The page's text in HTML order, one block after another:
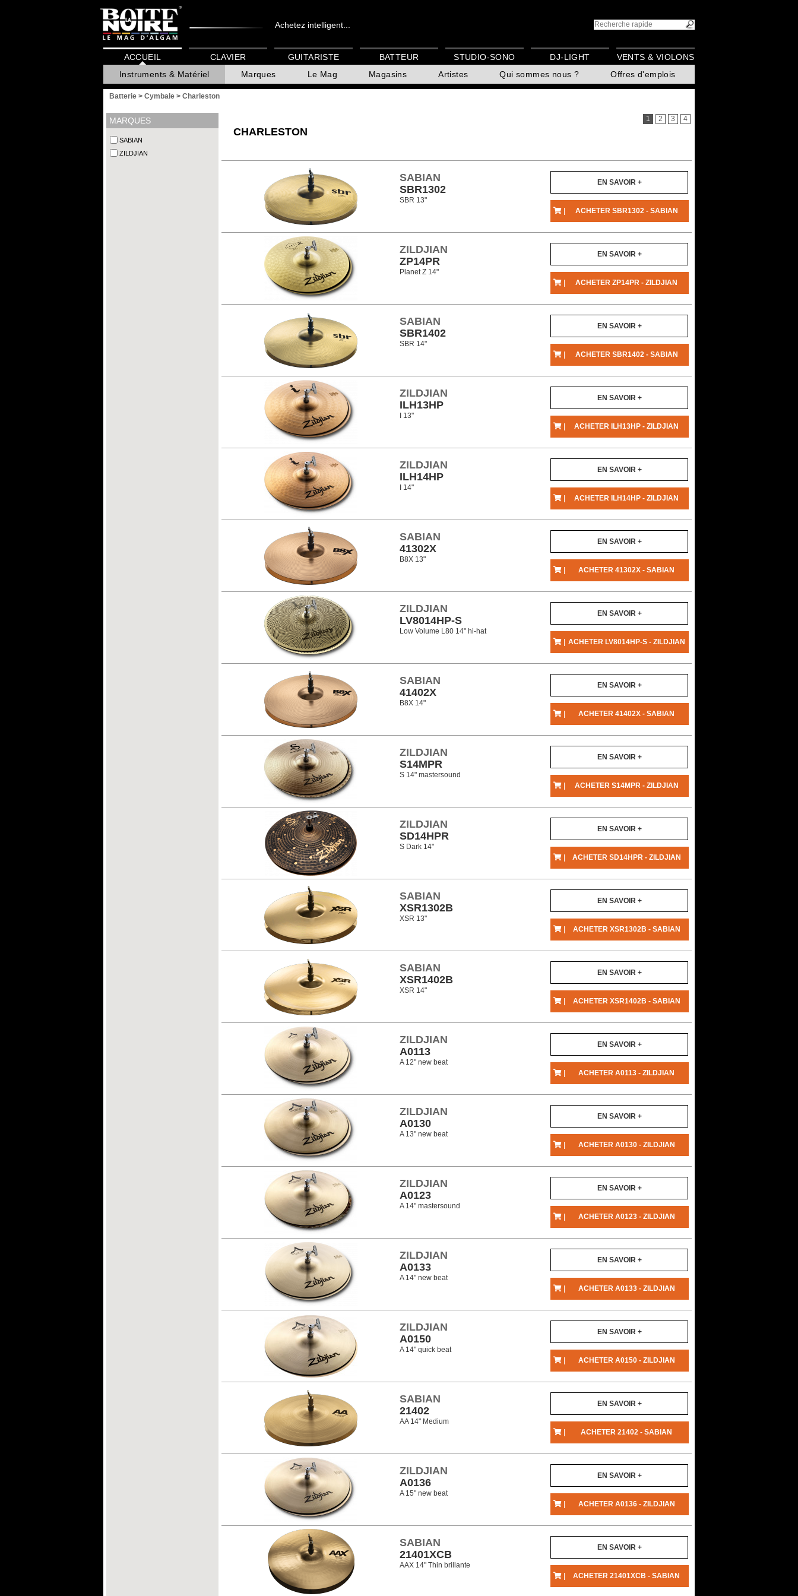
Achetez intelligent...
ACCUEIL
Instruments & Matériel
Marques Le Mag Magasins Artistes Qui sommes nous ? Offres d'emplois
CLAVIER GUITARISTE BATTEUR STUDIO-SONO DJ-LIGHT VENTS & VIOLONS
Batterie > Cymbale > Charleston
MARQUES
SABIAN
ZILDJIAN
1 2 3 4
CHARLESTON
SABIAN
SBR1302
SBR 13"
EN SAVOIR +
| ACHETER SBR1302 - SABIAN
ZILDJIAN
ZP14PR
Planet Z 14"
EN SAVOIR +
| ACHETER ZP14PR - ZILDJIAN
SABIAN
SBR1402
SBR 14"
EN SAVOIR +
| ACHETER SBR1402 - SABIAN
ZILDJIAN
ILH13HP
I 13"
EN SAVOIR +
| ACHETER ILH13HP - ZILDJIAN
ZILDJIAN
ILH14HP
I 14"
EN SAVOIR +
| ACHETER ILH14HP - ZILDJIAN
SABIAN
41302X
B8X 13"
EN SAVOIR +
| ACHETER 41302X - SABIAN
ZILDJIAN
LV8014HP-S
Low Volume L80 14" hi-hat
EN SAVOIR +
| ACHETER LV8014HP-S - ZILDJIAN
SABIAN
41402X
B8X 14"
EN SAVOIR +
| ACHETER 41402X - SABIAN
ZILDJIAN
S14MPR
S 14" mastersound
EN SAVOIR +
| ACHETER S14MPR - ZILDJIAN
ZILDJIAN
SD14HPR
S Dark 14"
EN SAVOIR +
| ACHETER SD14HPR - ZILDJIAN
SABIAN
XSR1302B
XSR 13"
EN SAVOIR +
| ACHETER XSR1302B - SABIAN
SABIAN
XSR1402B
XSR 14"
EN SAVOIR +
| ACHETER XSR1402B - SABIAN
ZILDJIAN
A0113
A 12" new beat
EN SAVOIR +
| ACHETER A0113 - ZILDJIAN
ZILDJIAN
A0130
A 13" new beat
EN SAVOIR +
| ACHETER A0130 - ZILDJIAN
ZILDJIAN
A0123
A 14" mastersound
EN SAVOIR +
| ACHETER A0123 - ZILDJIAN
ZILDJIAN
A0133
A 14" new beat
EN SAVOIR +
| ACHETER A0133 - ZILDJIAN
ZILDJIAN
A0150
A 14" quick beat
EN SAVOIR +
| ACHETER A0150 - ZILDJIAN
SABIAN
21402
AA 14" Medium
EN SAVOIR +
| ACHETER 21402 - SABIAN
ZILDJIAN
A0136
A 15" new beat
EN SAVOIR +
| ACHETER A0136 - ZILDJIAN
SABIAN
21401XCB
AAX 14" Thin brillante
EN SAVOIR +
| ACHETER 21401XCB - SABIAN